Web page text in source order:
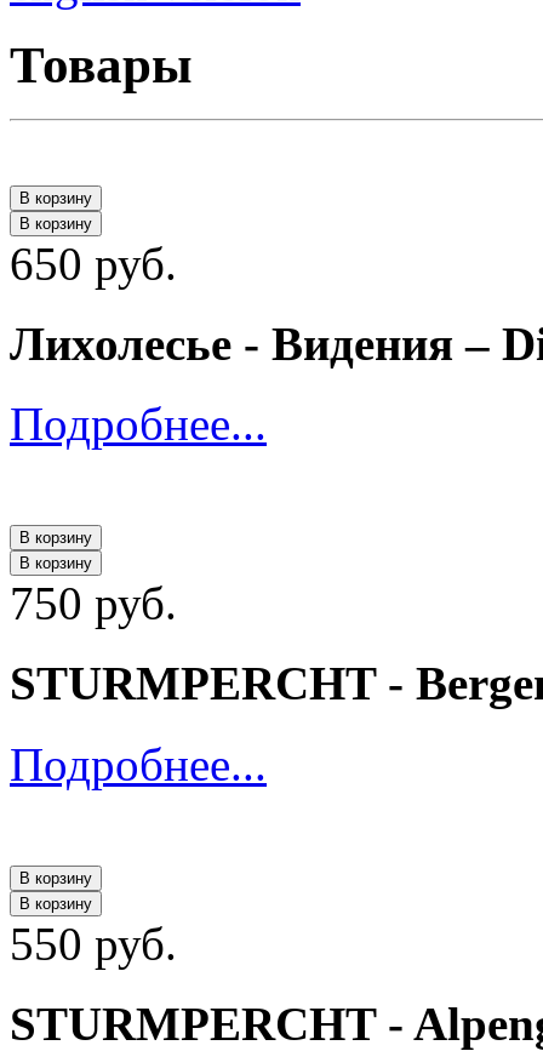
Товары
В корзину
В корзину
650 руб.
Лихолесье ‎- Видения –
Подробнее...
В корзину
В корзину
750 руб.
STURMPERCHT -
Подробнее...
В корзину
В корзину
550 руб.
STURMPERCHT -